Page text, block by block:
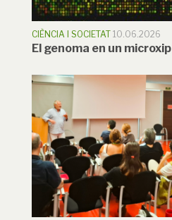
CIÈNCIA I SOCIETAT 10.06.2026
El genoma en un microxip